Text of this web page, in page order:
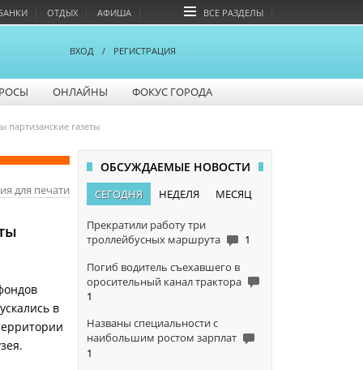
ОТДЫХ АФИША ВСЕ РАЗДЕЛЫ
ВХОД / РЕГИСТРАЦИЯ
ОНЛАЙНЫ ФОКУС ГОРОДА
партизанские газеты
для печати
в
ОБСУЖДАЕМЫЕ НОВОСТИ
СЕГОДНЯ НЕДЕЛЯ МЕСЯЦ
Прекратили работу три
троллейбусных маршрута
1
Погиб водитель съехавшего в
оросительный канал трактора
1
Названы специальности с
наибольшим ростом зарплат
1